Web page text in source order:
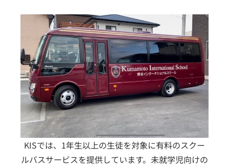
KISでは、1年生以上の生徒を対象に有料のスクー
ルバスサービスを提供しています。未就学児向けの